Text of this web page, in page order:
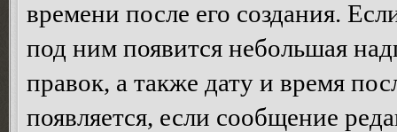
времени после его создания.
под ним появится небольшая
правок, а также дату и время
появляется, если сообщение